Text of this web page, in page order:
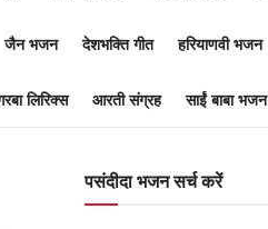
जैन भजन देशभक्ति गीत हरियाणवी भजन
लिरिक्स आरती संग्रह साईं बाबा भजन
पसंदीदा भजन सर्च करें